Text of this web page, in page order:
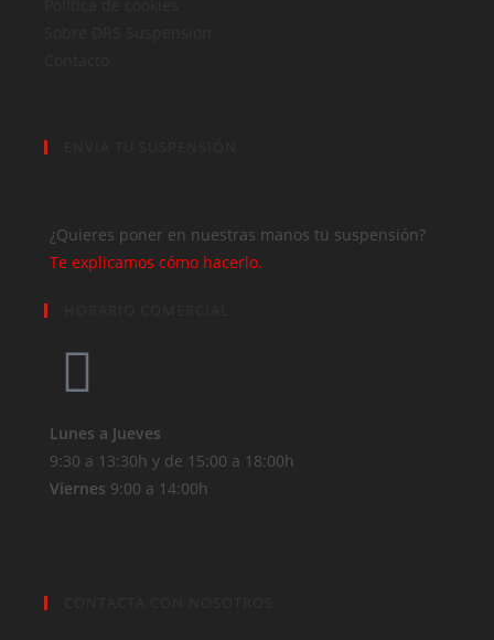
¿Quieres poner en nuestras manos tu suspensión?
Te explicamos cómo hacerlo.
Lunes a Jueves
9:30 a 13:30h y de 15:00 a 18:00h
Viernes 9:00 a 14:00h